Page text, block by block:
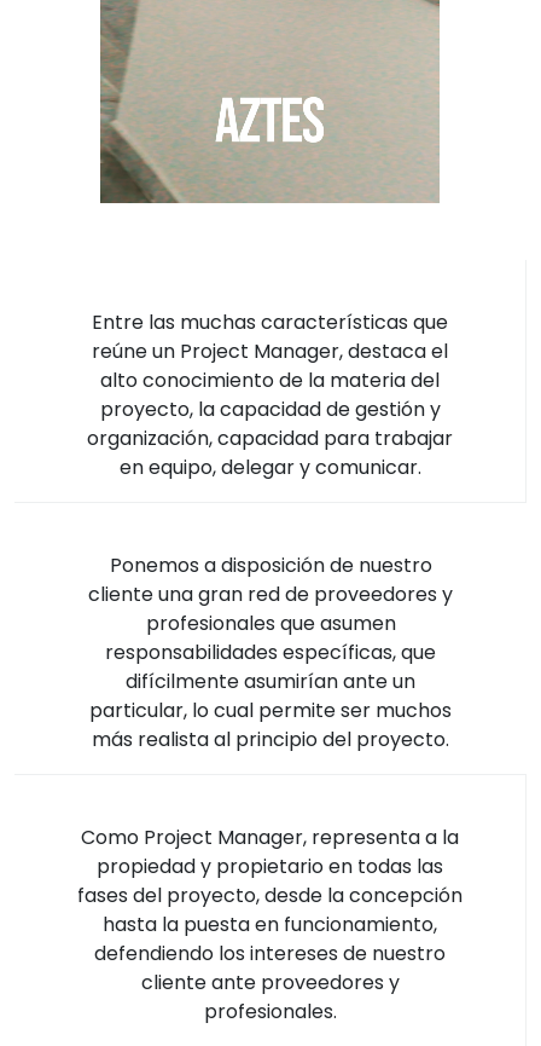
Entre las muchas características que
reúne un Project Manager, destaca el
alto conocimiento de la materia del
proyecto, la capacidad de gestión y
organización, capacidad para trabajar
en equipo, delegar y comunicar.
Ponemos a disposición de nuestro
cliente una gran red de proveedores y
profesionales que asumen
responsabilidades específicas, que
difícilmente asumirían ante un
particular, lo cual permite ser muchos
más realista al principio del proyecto.
Como Project Manager, representa a la
propiedad y propietario en todas las
fases del proyecto, desde la concepción
hasta la puesta en funcionamiento,
defendiendo los intereses de nuestro
cliente ante proveedores y
profesionales.